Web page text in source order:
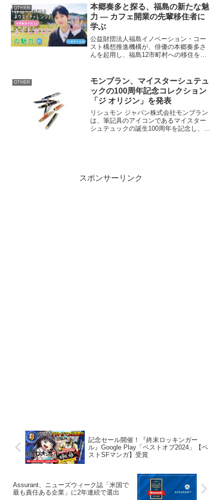
LIFULL様のSNS企画に1万種類のビジ
ュ...
OTHER
本郷奏多と探る、福島の新たな魅
力 ― カフェ開業の先輩移住者に
学ぶ
公益財団法人福島イノベーション・コー
スト構想推進機構が、俳優の本郷奏多さ
んを起用し、福島12市町村への移住をテ
を開業した夫婦の体験談を通じて、福島
の魅力を伝えます。概要...
OTHER
モンブラン、マイスターシュテュ
ックの100周年記念コレクション
「ジ オリジン」を発表
リシュモン ジャパン株式会社モンブラン
は、筆記具のアイコンであるマイスター
シュテュックの誕生100周年を記念し、
スポンサーリンク
記念セール開催！『終末ロッキンガー
ル』Google Play「ベストオブ2024」【ベ
ストSFマンガ】受賞
Assurant、ニューズウィーク誌「米国で
最も責任ある企業」に2年連続で選出